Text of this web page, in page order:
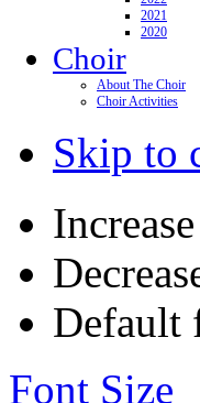
2021
2020
Choir
About The Choir
Choir Activities
Skip to
Default
Font Size